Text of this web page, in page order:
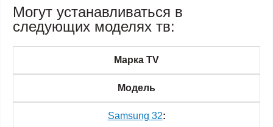
Могут устанавливаться в
следующих моделях тв:
Марка TV
Модель
Samsung 32: